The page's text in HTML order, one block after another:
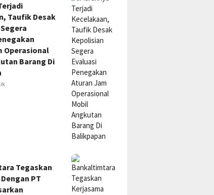
Taufik Desak
Operasional
Barang Di
Tegaskan
PT